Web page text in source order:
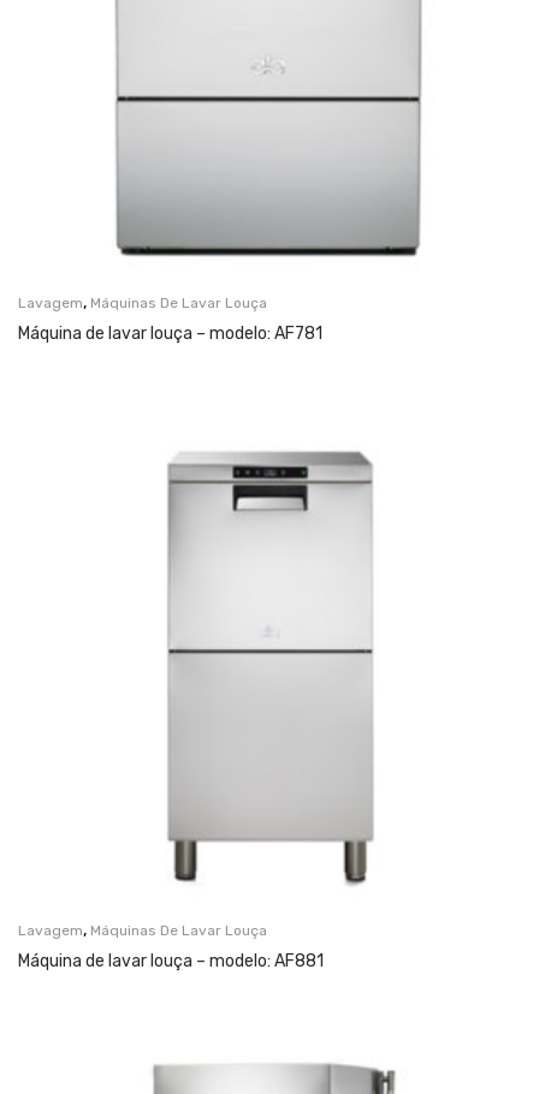
Lavagem, Máquinas De Lavar Louça
Máquina de lavar louça – modelo: AF781
Lavagem, Máquinas De Lavar Louça
Máquina de lavar louça – modelo: AF881